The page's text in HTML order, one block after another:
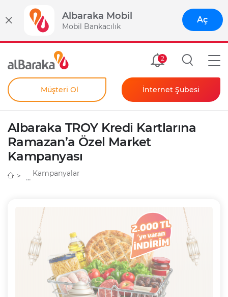
Albaraka Mobil
Mobil Bankacılık
Aç
Size Özel
2
Müşteri Ol
Kendim İçin
Şahıs Firmam İçin
İnternet Şubesi
Bireysel
Kurumsal
Albaraka TROY Kredi Kartlarına
Ramazan’a Özel Market
Kampanyası
Kampanyalar